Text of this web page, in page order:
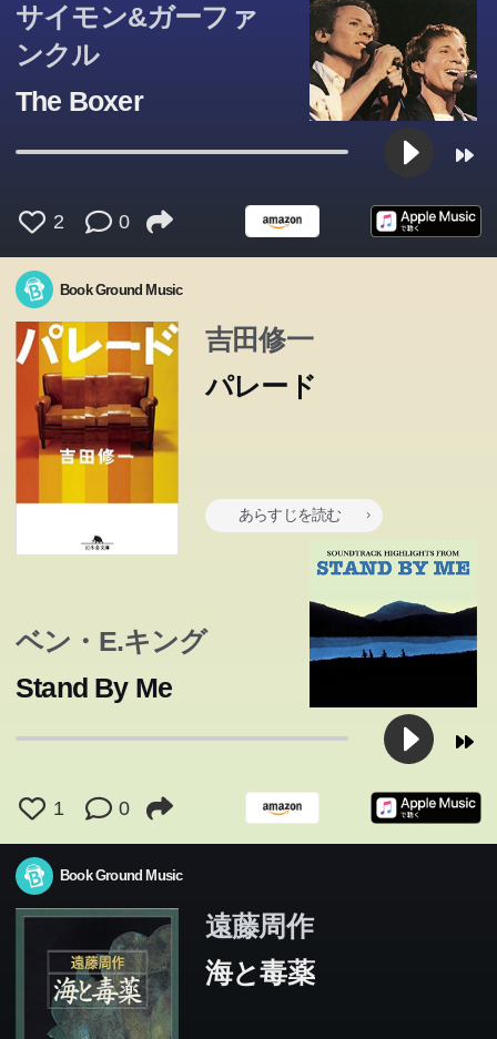
サイモン&ガーファ
ンクル
The Boxer
2 0
Book Ground Music
吉田修一
パレード
あらすじを読む
ベン・E.キング
Stand By Me
1 0
Book Ground Music
遠藤周作
海と毒薬